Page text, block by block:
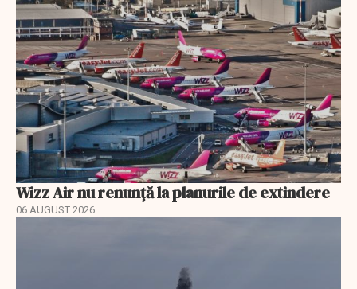
Wizz Air nu renunță la planurile de extindere
06 AUGUST 2026